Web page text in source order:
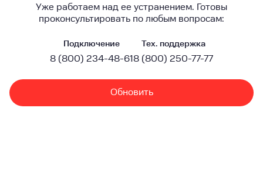
Уже работаем над ее устранением. Готовы
проконсультировать по любым вопросам:
Подключение
8 (800) 234-48-61
Тех. поддержка
8 (800) 250-77-77
Обновить